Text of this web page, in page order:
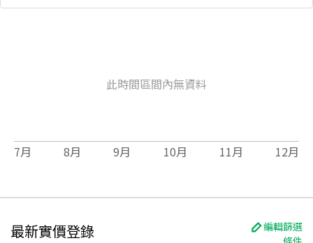
此時間區間內無資料
7月 8月 9月 10月 11月 12月
最新實價登錄
編輯篩選